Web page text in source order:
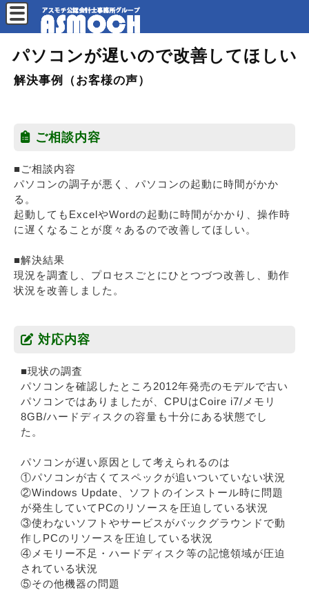
パソコンが遅いので改善してほしい
解決事例（お客様の声）
ご相談内容
■ご相談内容
パソコンの調子が悪く、パソコンの起動に時間がかか
る。
起動してもExcelやWordの起動に時間がかかり、操作時
に遅くなることが度々あるので改善してほしい。
■解決結果
現況を調査し、プロセスごとにひとつづつ改善し、動作
状況を改善しました。
対応内容
■現状の調査
パソコンを確認したところ2012年発売のモデルで古い
パソコンではありましたが、CPUはCoire i7/メモリ
8GB/ハードディスクの容量も十分にある状態でし
た。
パソコンが遅い原因として考えられるのは
①パソコンが古くてスペックが追いついていない状況
②Windows Update、ソフトのインストール時に問題
が発生していてPCのリソースを圧迫している状況
③使わないソフトやサービスがバックグラウンドで動
作しPCのリソースを圧迫している状況
④メモリー不足・ハードディスク等の記憶領域が圧迫
されている状況
⑤その他機器の問題